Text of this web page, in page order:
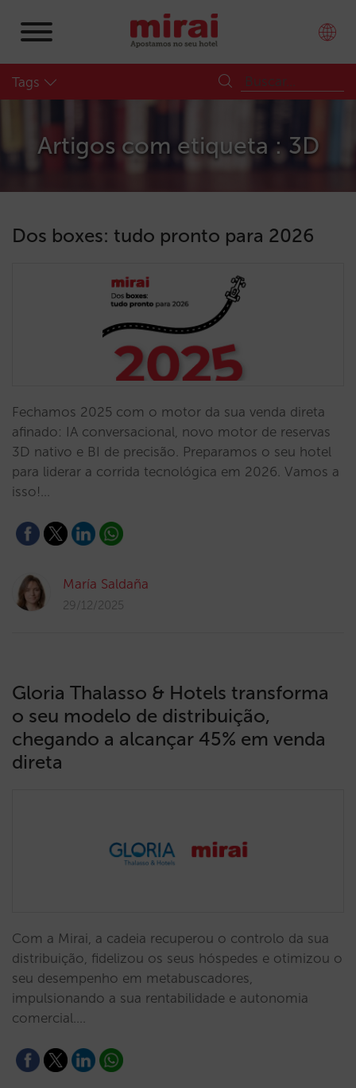
Tags
Artigos com etiqueta : 3D
Dos boxes: tudo pronto para 2026
Fechamos 2025 com o motor da sua venda direta
afinado: IA conversacional, novo motor de reservas
3D nativo e BI de precisão. Preparamos o seu hotel
para liderar a corrida tecnológica em 2026. Vamos a
isso!…
María Saldaña
29/12/2025
Gloria Thalasso & Hotels transforma
o seu modelo de distribuição,
chegando a alcançar 45% em venda
direta
Com a Mirai, a cadeia recuperou o controlo da sua
distribuição, fidelizou os seus hóspedes e otimizou o
seu desempenho em metabuscadores,
impulsionando a sua rentabilidade e autonomia
comercial.…